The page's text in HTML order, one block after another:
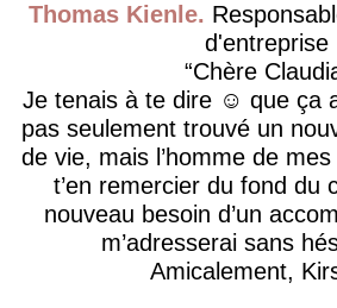
Thomas Kienle
d'entreprise
Chère
Je tenais à te dire ☺️ que ça
pas seulement trouvé un
de vie, mais l’homme de
t’en remercier du fond du
nouveau besoin d’un
m’adresserai sans
Amicalement,